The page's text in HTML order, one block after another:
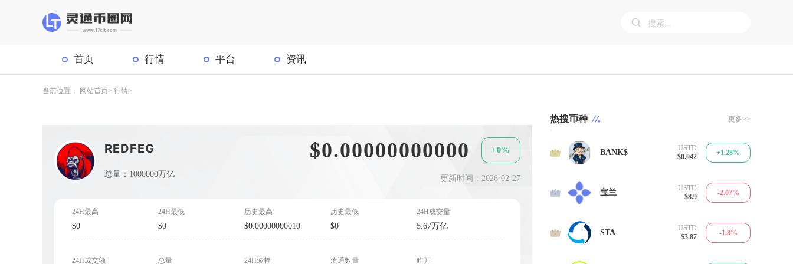
首页 行情 平台 资讯
当前位置： 网站首页 行情
REDFEG
总量：1000000万亿
$0.00000000000 +0%
更新时间：2026-02-27
24H最高
$0
24H最低
$0
历史最高
$0.00000000010
历史最低
$0
24H成交量
5.67万亿
24H成交额 总量 24H波幅 流通数量 昨开
热搜币种 更多>>
1 BANK$
USTD
$0.042
+1.28%
2 宝兰
USTD
$8.9
-2.07%
3 STA
USTD
$3.87
-1.8%